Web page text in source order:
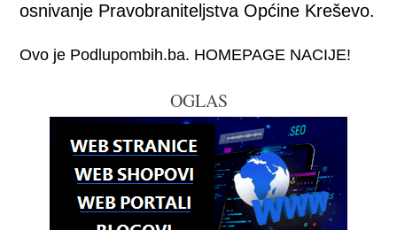
osnivanje Pravobraniteljstva Općine Kreševo.
Ovo je Podlupombih.ba. HOMEPAGE NACIJE!
OGLAS